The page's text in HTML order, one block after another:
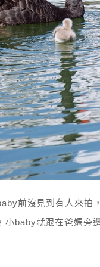
前沒見到有人來
小baby就跟在爸媽